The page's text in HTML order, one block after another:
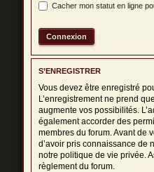
Cacher mon statut en ligne
S’ENREGISTRER
Vous devez être enregistré
L’enregistrement ne prend
augmente vos possibilités.
également accorder des
membres du forum. Avant de
d’avoir pris connaissance de
notre politique de vie privée.
règlement du forum.